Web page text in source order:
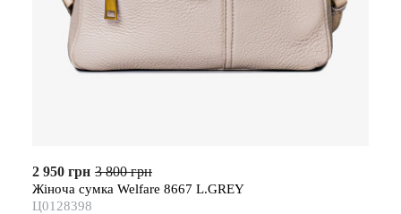
2 950 грн 3 800 грн
Жіноча сумка Welfare 8667 L.GREY
Ц0128398